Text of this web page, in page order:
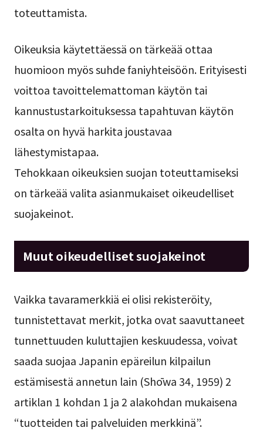
toteuttamista.
Oikeuksia käytettäessä on tärkeää ottaa
huomioon myös suhde faniyhteisöön. Erityisesti
voittoa tavoittelemattoman käytön tai
kannustustarkoituksessa tapahtuvan käytön
osalta on hyvä harkita joustavaa
lähestymistapaa.
Tehokkaan oikeuksien suojan toteuttamiseksi
on tärkeää valita asianmukaiset oikeudelliset
suojakeinot.
Muut oikeudelliset suojakeinot
Vaikka tavaramerkkiä ei olisi rekisteröity,
tunnistettavat merkit, jotka ovat saavuttaneet
tunnettuuden kuluttajien keskuudessa, voivat
saada suojaa Japanin epäreilun kilpailun
estämisestä annetun lain (Shōwa 34, 1959) 2
artiklan 1 kohdan 1 ja 2 alakohdan mukaisena
“tuotteiden tai palveluiden merkkinä”.